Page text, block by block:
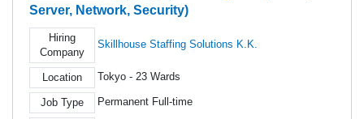
Server, Network, Security)
Hiring
Company
Skillhouse Staffing Solutions K.K.
Location Tokyo - 23 Wards
Job Type Permanent Full-time